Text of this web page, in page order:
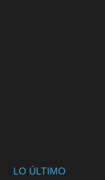
LO ÚLTIMO